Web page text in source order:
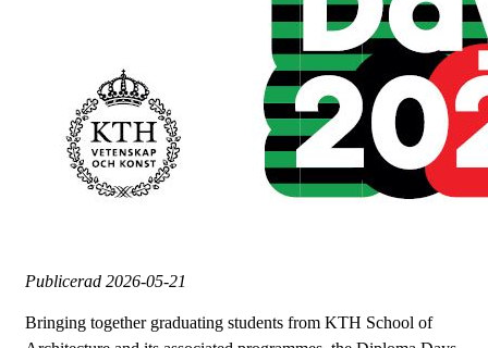
Publicerad 2026-05-21
Bringing together graduating students from KTH School of